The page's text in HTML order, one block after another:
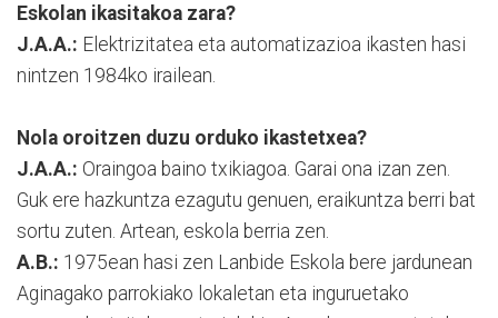
Eskolan ikasitakoa zara?
J.A.A.: Elektrizitatea eta automatizazioa ikasten hasi
nintzen 1984ko irailean.
Nola oroitzen duzu orduko ikastetxea?
J.A.A.: Oraingoa baino txikiagoa. Garai ona izan zen.
Guk ere hazkuntza ezagutu genuen, eraikuntza berri bat
sortu zuten. Artean, eskola berria zen.
A.B.: 1975ean hasi zen Lanbide Eskola bere jardunean
Aginagako parrokiako lokaletan eta inguruetako